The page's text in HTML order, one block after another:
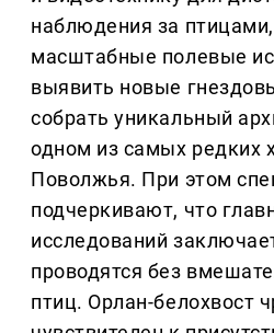
наблюдения за
масштабные полевые
выявить новые
собрать уникальный
одном из самых редких
Поволжья. При этом
подчеркивают, что
исследований
проводятся без
птиц. Орлан-белохвост